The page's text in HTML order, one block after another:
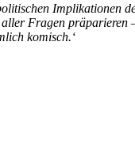
Implikationen
Fragen präparieren
komisch.‘